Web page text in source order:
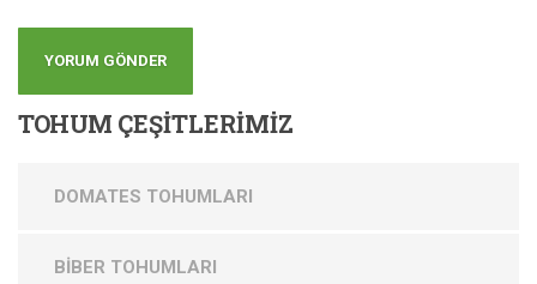
TOHUM ÇEŞİTLERİMİZ
DOMATES TOHUMLARI
BİBER TOHUMLARI